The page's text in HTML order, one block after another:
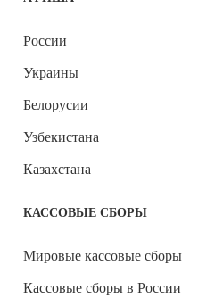
России
Украины
Белорусии
Узбекистана
Казахстана
КАССОВЫЕ СБОРЫ
Мировые кассовые сборы
Кассовые сборы в России